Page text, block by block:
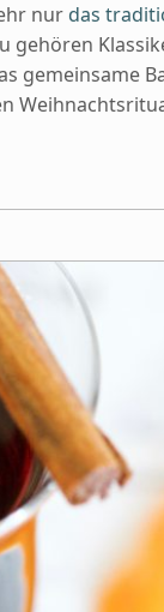
nur das
gehören
gemeinsame